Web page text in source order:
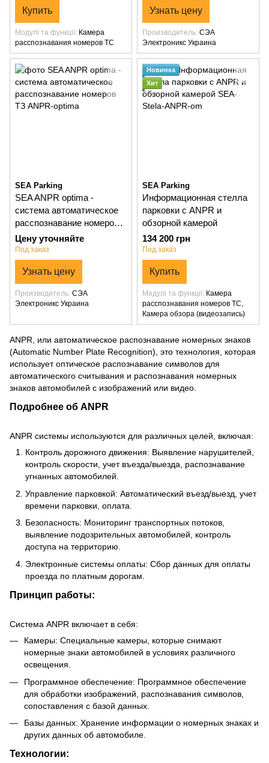
Купить
Модулі та функції Камера
расспознавания номеров ТС
Узнать цену
Производитель СЭА
Электроникс Украина
SEA Parking
SEA ANPR optima -
система автоматическое
расспознавание номеров
ТЗ
Цену уточняйте
Под заказ
Узнать цену
Производитель СЭА
Электроникс Украина
Новинка
Хит
SEA Parking
Информационная стелла
парковки с ANPR и
обзорной камерой
134 200 грн
Под заказ
Купить
Модулі та функції Камера
расспознавания номеров ТС,
Камера обзора (видеозапись)
ANPR, или автоматическое распознавание номерных знаков
(Automatic Number Plate Recognition), это технология, которая
использует оптическое распознавание символов для
автоматического считывания и распознавания номерных
знаков автомобилей с изображений или видео.
Подробнее об ANPR
ANPR системы используются для различных целей, включая:
Контроль дорожного движения: Выявление нарушителей,
контроль скорости, учет въезда/выезда, распознавание
угнанных автомобилей.
Управление парковкой: Автоматический въезд/выезд, учет
времени парковки, оплата.
Безопасность: Мониторинг транспортных потоков,
выявление подозрительных автомобилей, контроль
доступа на территорию.
Электронные системы оплаты: Сбор данных для оплаты
проезда по платным дорогам.
Принцип работы:
Система ANPR включает в себя:
Камеры: Специальные камеры, которые снимают
номерные знаки автомобилей в условиях различного
освещения.
Программное обеспечение: Программное обеспечение
для обработки изображений, распознавания символов,
сопоставления с базой данных.
Базы данных: Хранение информации о номерных знаках и
других данных об автомобиле.
Технологии: